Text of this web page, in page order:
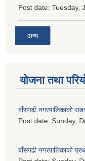
Post date: Tuesday,
अन्य
योजना तथा
बाँसगढी नगरपालिकाको
Post date: Sunday,
बाँसगढी नगरपालिकाको